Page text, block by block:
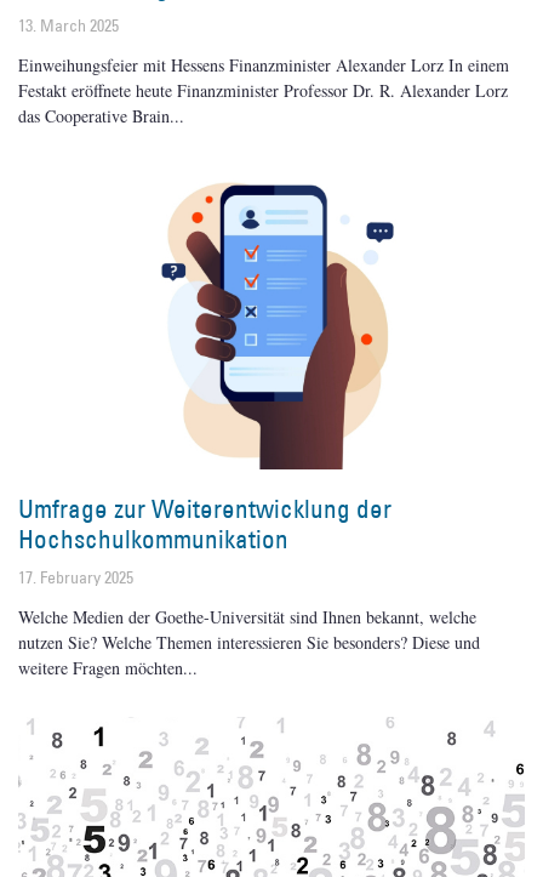
13. March 2025
Einweihungsfeier mit Hessens Finanzminister Alexander Lorz In einem
Festakt eröffnete heute Finanzminister Professor Dr. R. Alexander Lorz
das Cooperative Brain
Umfrage zur Weiterentwicklung der
Hochschulkommunikation
17. February 2025
Welche Medien der Goethe-Universität sind Ihnen bekannt, welche
nutzen Sie? Welche Themen interessieren Sie besonders? Diese und
weitere Fragen möchten